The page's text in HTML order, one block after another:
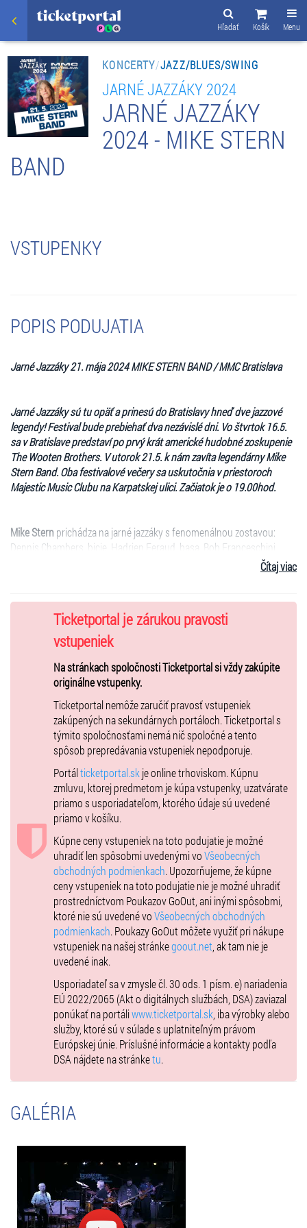
Menu
Košík
Hľadať
KONCERTY/JAZZ/BLUES/SWING
JARNÉ JAZZÁKY 2024
JARNÉ JAZZÁKY
2024 - MIKE STERN
BAND
VSTUPENKY
POPIS PODUJATIA
JarnéJazzáky 21. mája 2024 MIKE STERN BAND / MMC Bratislava
JarnéJazzáky sú tu opäťa prinesú do Bratislavy hneď dve jazzové
legendy! Festival bude prebiehať dva nezávislédni. Vo štvrtok 16.5.
sa v Bratislave predstaví po prvý krát americkéhudobnézoskupenie
The Wooten Brothers. V utorok 21.5. k nám zavíta legendárny Mike
Stern Band. Oba festivalovévečery sa uskutočnia v priestoroch
Majestic Music Clubu na Karpatskej ulici. Začiatok je o 19.00hod.
Mike Stern prichádza na jarné jazzáky s fenomenálnou zostavou:
Dennis Chambers, bicie, Hadrien Feraud, basa, Bob Franceschini,
saxofón a Leni Stern, ktorá okrem gitary hrá na n’goni, a spieva.
Mike Stern
gitaristov, zvaný aj bebopový kúzelník. Začínal v Blood, Sweat and
Tears a u Billyho Cobhama. Od roku 1981 hral po boku Milesa Davisa.
Ich spoločné hranie trvalo niekoľko rokov, prerušené bolo iba kôli
Sternovmu turné s geniálnym Jacom Pastoriousom.
Pod Davisovým vplyvom vznikol aj Sternov debutový album Neesh,
ktorý odštaroval jeho kariéru ako sólistu a kapelníka. Odvtedy je
jazzovou superhviezdou, na konte má množstvo nominácií na
Grammy a úctihodný zoznam svetoznámych spoluhráčov - okrem už
spomínaných aj mená ako David Sanborn, Steps Ahead, The Brecker
Brothers, Marcus Miller, Mino Cinelu, Richard Bona, Victor Wooten, či
Roy Hargrove.
SaxofonistaBob Franceschini je známy predovšetkým ako dlhoročný
spoluhráč Mike Sterna a od The Yellowjackets. Počas svojej kariéry
hrával aj so superhviezdami ako Tito Puente, Richard Bona, George
Benson, Paul Simon, Eddie Palmieri, Lionel Richie, či Marcus Miller.
Spolu s bubeníkom Dennisom Chambersom bol členom slávneho tria
s Victorom Wootenom.
Sternov dhoročný spoluhráč, bubeník
ďalšími geniálnymi hudobníkmi ako John Scofield, George Duke,
Brecker Brothers, Santana, Parliament/Funkadelic, John McLaughlin,
a Maceo Parker. Jeho groove je nesmrteľný - vychádza z fusion jazz,
funku, a latino hudby.
McLaughlin, Chick Corea, Bireli lagrene, Jean-Luc Ponty, Lee Ritenour,
Hiromi, Marcus Miller, Richard Bona, Kamasi Washington,
Leni Stern
za posledné desaťročia spojila svoj dlhoročne
zdokonaľovaný jazzový zvuk s hlboko precíteným skúmaním
západoafrických štýlov. Veľa cestovala a študovala v Mali a Senegale,
Čítaj viac
Ticketportal je zárukou pravosti
vstupeniek
Na stránkach spoločnosti Ticketportal si vždy zakúpite
originálne vstupenky.
Ticketportal nemôže zaručiť pravosť vstupeniek
zakúpených na sekundárnych portáloch. Ticketportal s
týmito spoločnosťami nemá nič spoločné a tento
spôsob prepredávania vstupeniek nepodporuje.
Portálticketportal.sk je online trhoviskom. Kúpnu
zmluvu, ktorej predmetom je kúpa vstupenky, uzatvárate
priamo s usporiadateľom, ktorého údaje sú uvedené
priamo v košíku.
Kúpne ceny vstupeniek na toto podujatie je možné
uhradiť len spôsobmi uvedenými voVšeobecných
obchodných podmienkach. Upozorňujeme, že kúpne
ceny vstupeniek na toto podujatie nie je možné uhradiť
prostredníctvom Poukazov GoOut, ani inými spôsobmi,
ktoré nie sú uvedené voVšeobecných obchodných
podmienkach. Poukazy GoOut môžete využiť pri nákupe
vstupeniek na našej stránkegoout.net , ak tam nie je
uvedené inak.
Usporiadateľ sa v zmysle čl. 30 ods. 1 písm. e) nariadenia
EÚ 2022/2065 (Akt o digitálnych službách, DSA) zaviazal
ponúkať na portáliwww.ticketportal.sk , iba výrobky alebo
služby, ktoré sú v súlade s uplatniteľným právom
Európskej únie. Príslušné informácie a kontakty podľa
DSA nájdete na stránketu.
GALÉRIA